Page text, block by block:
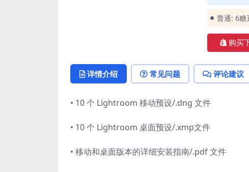
普通: 6糖
购买
详情介绍 常见问题 评论建议
• 10 个 Lightroom 移动预设/.dng 文件
• 10 个 Lightroom 桌面预设/.xmp文件
• 移动和桌面版本的详细安装指南/.pdf 文件